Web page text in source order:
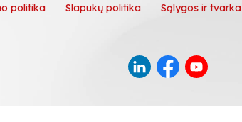
politika Slapukų politika Sąlygos ir tvarka